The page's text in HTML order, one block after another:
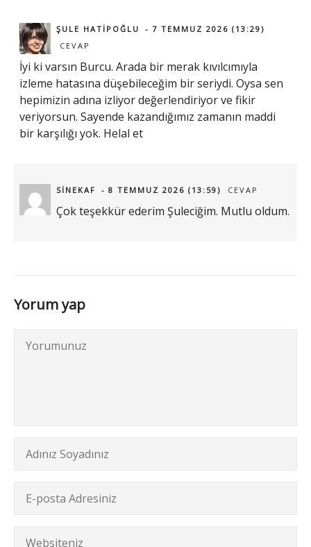
ŞULE HATIPOĞLU
7 TEMMUZ 2026 (13:29)
CEVAP
İyi ki varsın Burcu. Arada bir merak kıvılcımıyla
izleme hatasına düşebileceğim bir seriydi. Oysa sen
hepimizin adına izliyor değerlendiriyor ve fikir
veriyorsun. Sayende kazandığımız zamanın maddi
bir karşılığı yok. Helal et
SINEKAF 8 TEMMUZ 2026 (13:59) CEVAP
Çok teşekkür ederim Şuleciğim. Mutlu oldum.
Yorum yap